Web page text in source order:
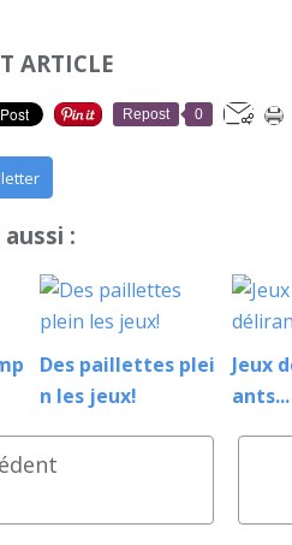
ARTICLE
Repost 0
:
Des paillettes plei
n les jeux!
Jeux
ants...